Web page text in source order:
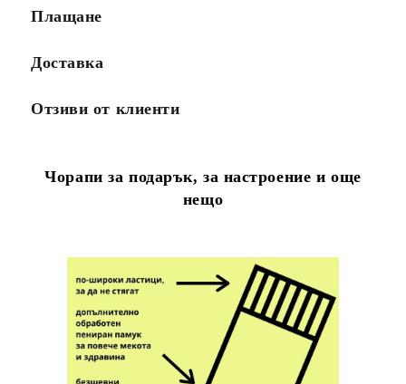
Плащане
Доставка
Отзиви от клиенти
Чорапи за подарък, за настроение и още
нещо